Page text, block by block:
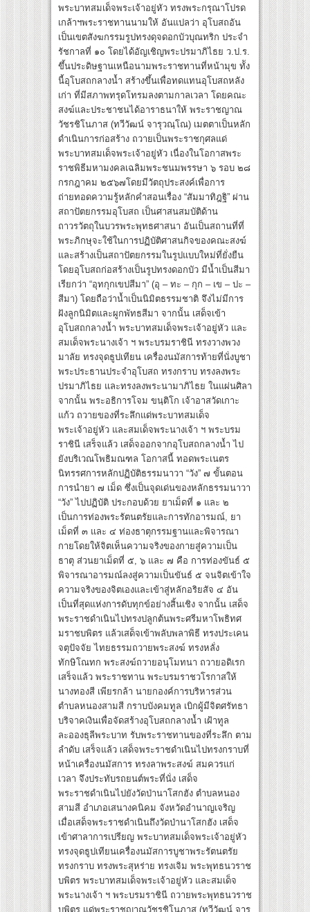
พระบาทสมเด็จพระเจ้าอยู่หัว ทรงพระกรุณาโปรด
เกล้าฯพระราชทานนามให้ อันแปลว่า อุโบสถอัน
เป็นเขตสังฆกรรมรูปทรงดุจดอกบัวบุณทริก ประจำ
รัชกาลที่ ๑๐ โดยได้อัญเชิญพระปรมาภิไธย ว.ป.ร.
ขึ้นประดิษฐานเหนือนามพระราชทานที่หน้ามุข ทััง
นี้อุโบสถกลางน้ำ สร้างขึ้นเพื่อทดแทนอุโบสถหลัง
เก่า ที่มีสภาพทรุดโทรมลงตามกาลเวลา โดยคณะ
สงฆ์และประชาชนได้อาราธนาให้ พระราชญาณ
วัชรชิโนภาส (ทวีวัฒน์ จารุวณฺโณ) เมตตาเป็นหลัก
ดำเนินการก่อสร้าง ถวายเป็นพระราชกุศลแด่
พระบาทสมเด็จพระเจ้าอยู่หัว เนื่องในโอกาสพระ
ราชพิธีมหามงคลเฉลิมพระชนมพรรษา ๖ รอบ ๒๘
กรกฎาคม ๒๕๖๗โดยมีวัตถุประสงค์เพื่อการ
ถ่ายทอดความรู้หลักคำสอนเรื่อง “สัมมาทิฎฐิ” ผ่าน
สถาปัตยกรรมอุโบสถ เป็นศาสนสมบัติด้าน
ถาวรวัตถุในบวรพระพุทธศาสนา อันเป็นสถานที่ที่
พระภิกษุจะใช้ในการปฏิบัติศาสนกิจของคณะสงฆ์
และสร้างเป็นสถาปัตยกรรมในรูปแบบใหม่ที่ยั่งยืน
โดยอุโบสถก่อสร้างเป็นรูปทรงดอกบัว มีน้ำเป็นสีมา
เรียกว่า “อุทกุกเขปสีมา” (อุ – ทะ – กุก – เข – ปะ –
สีมา) โดยถือว่าน้ำเป็นนิมิตธรรมชาติ จึงไม่มีการ
ฝังลูกนิมิตและผูกพัทธสีมา จากนั้น เสด็จเข้า
อุโบสถกลางน้ำ พระบาทสมเด็จพระเจ้าอยู่หัว และ
สมเด็จพระนางเจ้า ฯ พระบรมราชินี ทรงวางพวง
มาลัย ทรงจุดธูปเทียน เครื่องนมัสการท้ายที่นั่งบูชา
พระประธานประจำอุโบสถ ทรงกราบ ทรงลงพระ
ปรมาภิไธย และทรงลงพระนามาภิไธย ในแผ่นศิลา
จากนั้น พระอธิการโจม ขนฺติโก เจ้าอาสวัดเกาะ
แก้ว ถวายของที่ระลึกแด่พระบาทสมเด็จ
พระเจ้าอยู่หัว และสมเด็จพระนางเจ้า ฯ พระบรม
ราชินี เสร็จแล้ว เสด็จออกจากอุโบสถกลางน้ำ ไป
ยังบริเวณโพธิมณฑล โอกาสนี้ ทอดพระเนตร
นิทรรศการหลักปฏิบัติธรรมนาวา “วัง” ๗ ขั้นตอน
การนำยา ๗ เม็ด ซึ่งเป็นจุดเด่นของหลักธรรมนาวา
“วัง” ไปปฏิบัติ ประกอบด้วย ยาเม็ดที่ ๑ และ ๒
เป็นการท่องพระรัตนตรัยและการทักอารมณ์, ยา
เม็ดที่ ๓ และ ๔ ท่องธาตุกรรมฐานและพิจารณา
กายโดยให้จิตเห็นความจริงของกายสู่ความเป็น
ธาตุ ส่วนยาเม็ดที่ ๕, ๖ และ ๗ คือ การท่องขันธ์ ๕
พิจารณาอารมณ์ลงสู่ความเป็นขันธ์ ๕ จนจิตเข้าใจ
ความจริงของจิตเองและเข้าสู่หลักอริยสัจ ๔ อัน
เป็นที่สุดแห่งการดับทุกข์อย่างสิ้นเชิง จากนั้น เสด็จ
พระราชดำเนินไปทรงปลูกต้นพระศรีมหาโพธิทศ
มราชบพิตร แล้วเสด็จเข้าพลับพลาพิธี ทรงประเคน
จตุปัจจัย ไทยธรรมถวายพระสงฆ์ ทรงหลั่ง
ทักษิโณทก พระสงฆ์ถวายอนุโมทนา ถวายอดิเรก
เสร็จแล้ว พระราชทาน พระบรมราชวโรกาสให้
นางทองสี เพียรกล้า นายกองค์การบริหารส่วน
ตำบลหนองสามสี กราบบังคมทูล เบิกผู้มีจิตศรัทธา
บริจาคเงินเพื่อจัดสร้างอุโบสถกลางน้ำ เฝ้าทูล
ละอองธุลีพระบาท รับพระราชทานของที่ระลึก ตาม
ลำดับ เสร็จแล้ว เสด็จพระราชดำเนินไปทรงกราบที่
หน้าเครื่องนมัสการ ทรงลาพระสงฆ์ สมควรแก่
เวลา จึงประทับรถยนต์พระที่นั่ง เสด็จ
พระราชดำเนินไปยังวัดป่านาโสกฮัง ตำบลหนอง
สามสี อำเภอเสนางคนิคม จังหวัดอำนาญเจริญ
เมื่อเสด็จพระราชดำเนินถึงวัดป่านาโสกฮัง เสด็จ
เข้าศาลาการเปรียญ พระบาทสมเด็จพระเจ้าอยู่หัว
ทรงจุดธูปเทียนเครื่องนมัสการบูชาพระรัตนตรัย
ทรงกราบ ทรงพระสุหร่าย ทรงเจิม พระพุทธนวราช
บพิตร พระบาทสมเด็จพระเจ้าอยู่หัว และสมเด็จ
พระนางเจ้า ฯ พระบรมราชินี ถวายพระพุทธนวราช
บพิตร แด่พระราชญาณวัชรชิโนภาส (ทวีวัฒน์ จารุ